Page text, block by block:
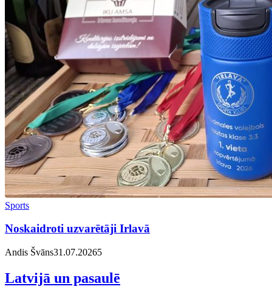
Sports
Noskaidroti uzvarētāji Irlavā
Andis Švāns31.07.20265
Latvijā un pasaulē